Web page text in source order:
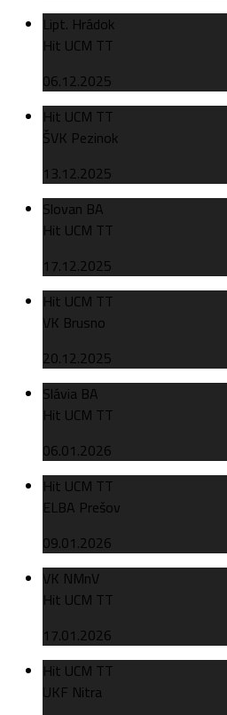
Lipt. Hrádok
Hit UCM TT
06.12.2025
Hit UCM TT
ŠVK Pezinok
13.12.2025
Slovan BA
Hit UCM TT
17.12.2025
Hit UCM TT
VK Brusno
20.12.2025
Slávia BA
Hit UCM TT
06.01.2026
Hit UCM TT
ELBA Prešov
09.01.2026
VK NMnV
Hit UCM TT
17.01.2026
Hit UCM TT
UKF Nitra